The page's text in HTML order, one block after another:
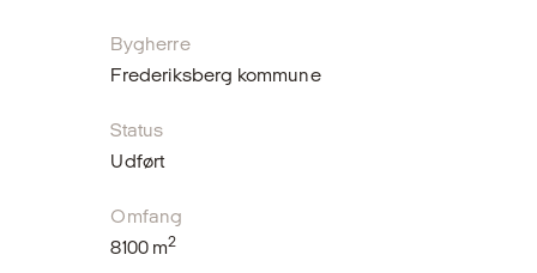
Bygherre
Frederiksberg kommune
Status
Udført
Omfang
8100 m2